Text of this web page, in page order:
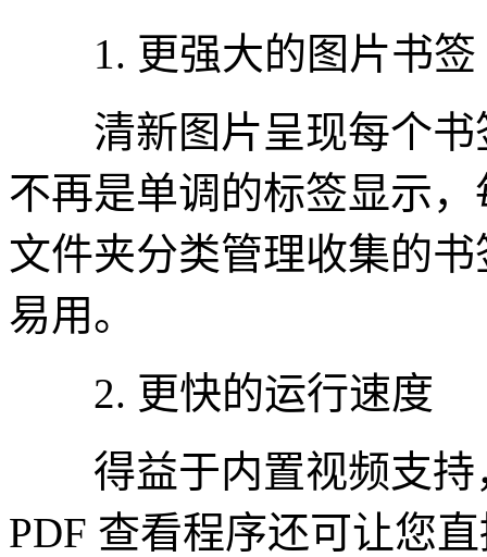
1. 更强大的图片书签
清新图片呈现每个书
不再是单调的标签显示
文件夹分类管理收集的
易用。
2. 更快的运行速度
得益于内置视频支持
PDF 查看程序还可让您